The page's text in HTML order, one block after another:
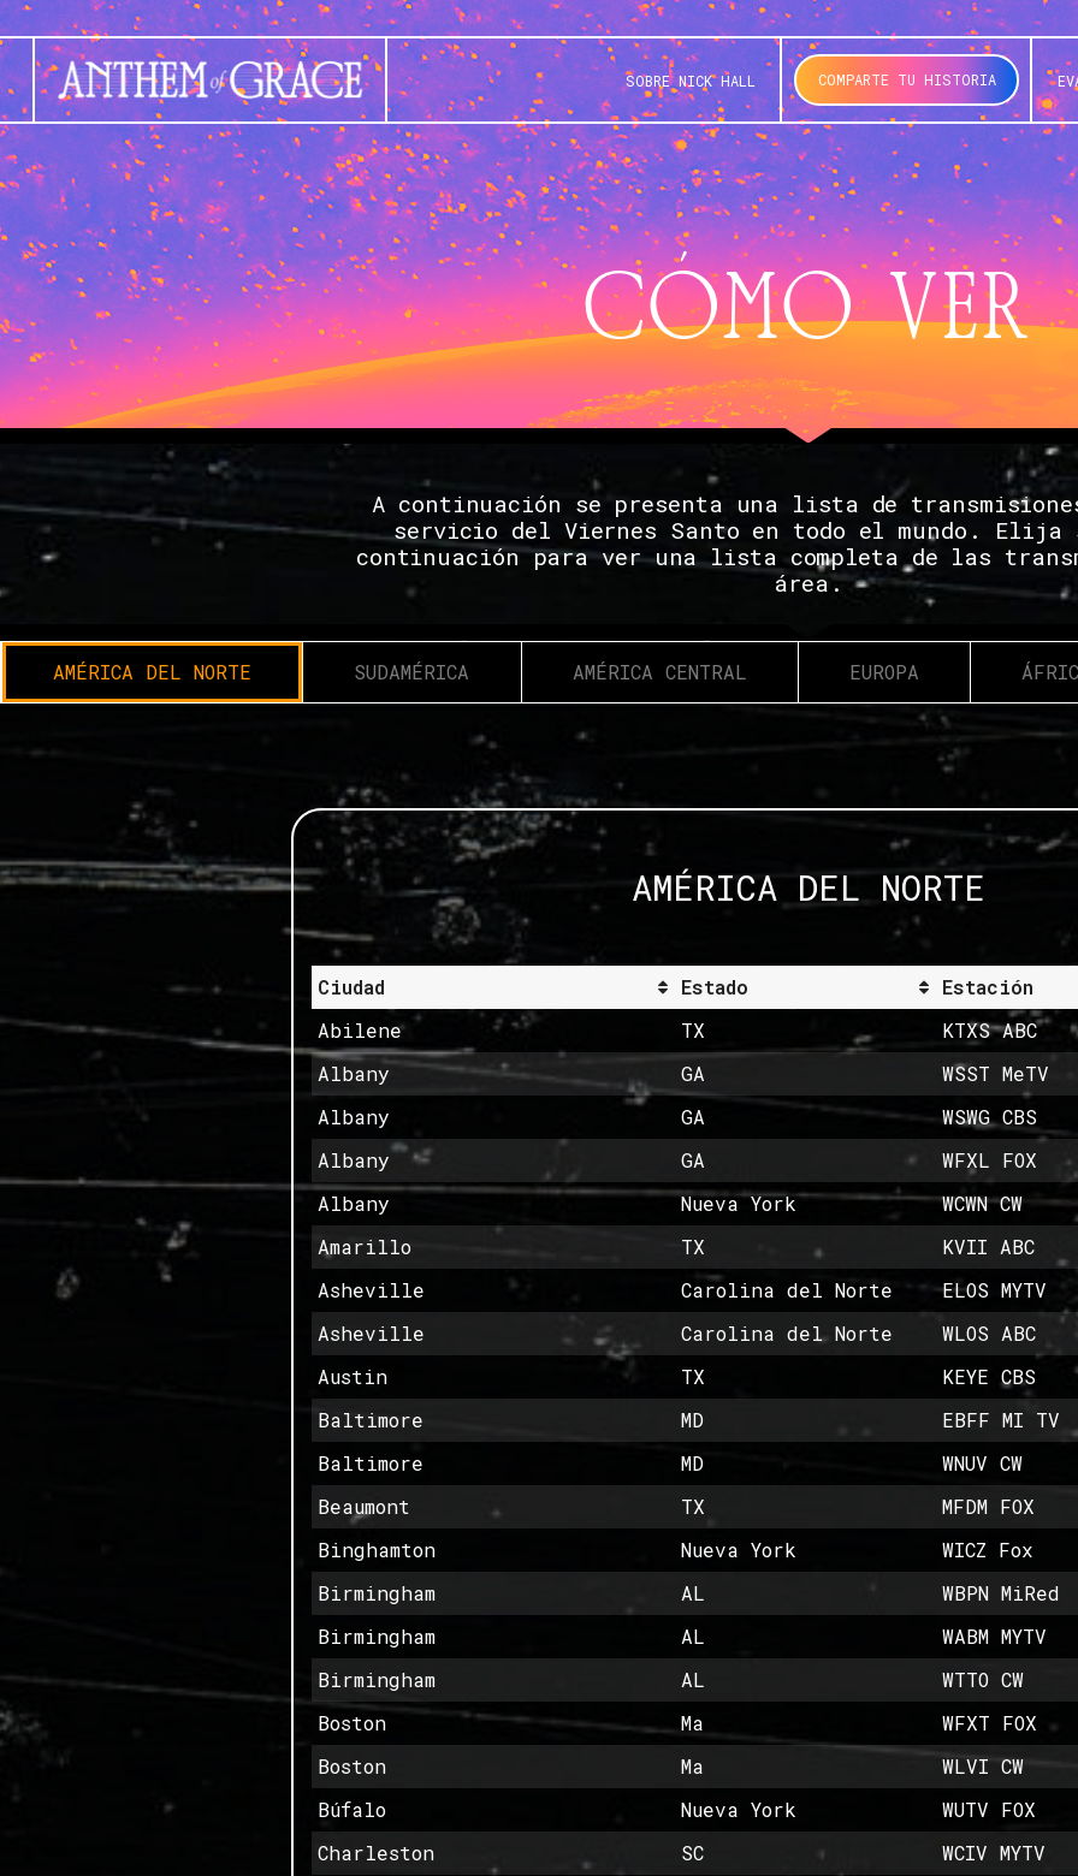
SOBRE NICK HALL COMPARTE TU HISTORIA
CÓMO VER
A continuación se presenta una lista de
servicio del Viernes Santo en todo el mundo. Elija
continuación para ver una lista completa de las
área.
AMÉRICA DEL NORTE SUDAMÉRICA AMÉRICA CENTRAL EUROPA
AMÉRICA DEL NORTE
Ciudad Estado
Estación
Abilene
TX
KTXS ABC
Albany
GA
WSST MeTV
Albany
GA
WSWG CBS
Albany
GA
WFXL FOX
Albany
Nueva York
WCWN CW
Amarillo
TX
KVII ABC
Asheville
Carolina del Norte
ELOS MYTV
Asheville
Carolina del Norte
WLOS ABC
Austin
TX
KEYE CBS
Baltimore
MD
EBFF MI TV
Baltimore
MD
WNUV CW
Beaumont
TX
MFDM FOX
Binghamton
Nueva York
WICZ Fox
Birmingham
AL
WBPN MiRed
Birmingham
AL
WABM MYTV
Birmingham
AL
WTTO CW
Boston
Ma
WFXT FOX
Boston
Ma
WLVI CW
Búfalo
Nueva York
WUTV FOX
Charleston
SC
WCIV MYTV